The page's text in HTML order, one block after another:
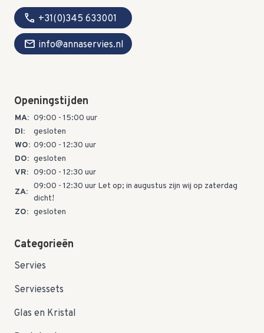
call +31(0)345 633001
mail info@annaservies.nl
Openingstijden
MA: 09:00 - 15:00 uur
DI:
gesloten
WO: 09:00 - 12:30 uur
DO: gesloten
VR: 09:00 - 12:30 uur
ZA:
09:00 - 12:30 uur Let op; in augustus zijn wij op zaterdag
dicht!
ZO: gesloten
Categorieën
Servies
Serviessets
Glas en Kristal